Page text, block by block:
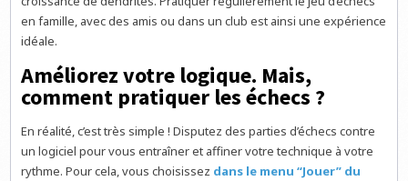
en famille, avec des amis ou dans un club est ainsi une expérience
idéale.
Améliorez votre logique. Mais,
comment pratiquer les échecs ?
En réalité, c’est très simple ! Disputez des parties d’échecs contre
un logiciel pour vous entraîner et affiner votre technique à votre
rythme. Pour cela, vous choisissez dans le menu “Jouer” du